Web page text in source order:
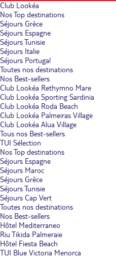
Club Lookéa
Nos Top destinations
Séjours Grèce
Séjours Espagne
Séjours Tunisie
Séjours Italie
Séjours Portugal
Toutes nos destinations
Nos Best-sellers
Club Lookéa Rethymno Mare
Club Lookéa Sporting Sardinia
Club Lookéa Roda Beach
Club Lookéa Palmeiras Village
Club Lookéa Alua Village
Tous nos Best-sellers
TUI Sélection
Nos Top destinations
Séjours Espagne
Séjours Maroc
Séjours Grèce
Séjours Tunisie
Séjours Cap Vert
Toutes nos destinations
Nos Best-sellers
Hôtel Mediterraneo
Riu Tikida Palmeraie
Hôtel Fiesta Beach
TUI Blue Victoria Menorca